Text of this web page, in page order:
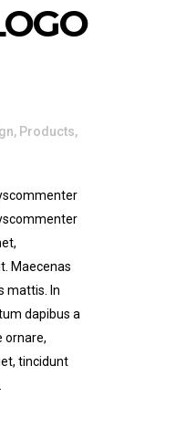
, Products,
Maecenas
mattis. In
dapibus a
ornare,
tincidunt